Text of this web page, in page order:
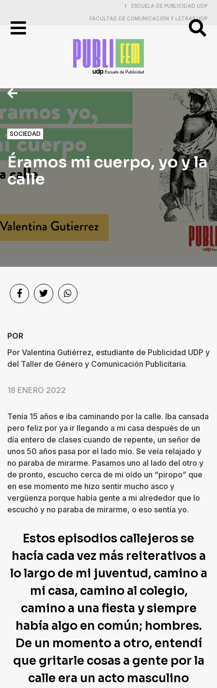
ESCUELA DE PUBLICIDAD UDP
FACULTAD DE COMUNICACIÓN Y LETRAS UDP
Publicidad
Práctica
Electiva
y
Proyectos
Investigaciones
Sociedad
Quiénes
SOCIEDAD
Éramos mi cuerpo, yo y la
calle
POR
Por Valentina Gutiérrez, estudiante de Publicidad UDP y
del Taller de Género y Comunicación Publicitaria.
18 ENERO 2022
Tenía 15 años e iba caminando por la calle. Iba cansada
pero feliz por ya ir llegando a mi casa después de un
día entero de clases cuando de repente, un señor de
unos 50 años pasa por el lado mío. Se veía relajado y
no paraba de mirarme. Pasamos uno al lado del otro y
de pronto, escucho cerca de mi oído un “piropo” que
en ese momento me hizo sentir mucho asco y
vergüenza porque había gente a mi alrededor que lo
escuchó y no paraba de mirarme, o eso sentía yo.
Estos episodios callejeros se
hacía cada vez más reiterativos a
lo largo de mi juventud, camino a
mi casa, camino al colegio,
camino a una fiesta y siempre
había algo en común; hombres.
De un momento a otro, entendí
que gritarle cosas a gente por la
calle era un acto masculino